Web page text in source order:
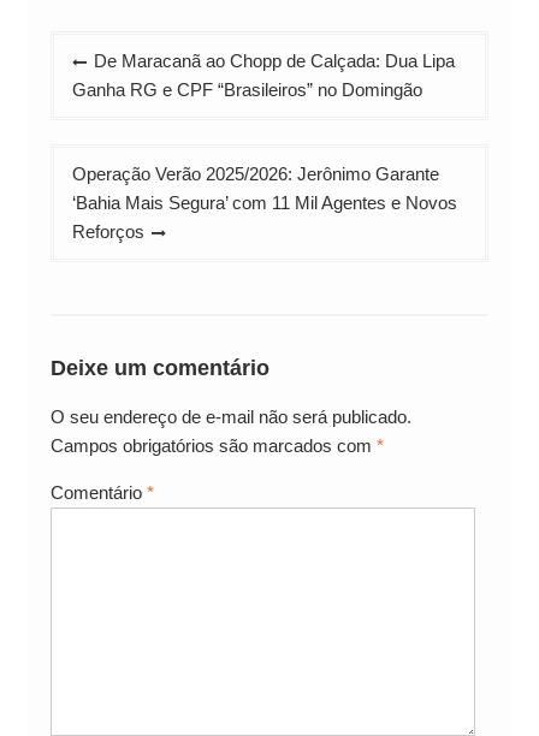
Navegação
de
De Maracanã ao Chopp de Calçada: Dua Lipa
Ganha RG e CPF “Brasileiros” no Domingão
Operação Verão 2025/2026: Jerônimo Garante
‘Bahia Mais Segura’ com 11 Mil Agentes e Novos
Reforços
Deixe um comentário
O seu endereço de e-mail não será publicado.
Campos obrigatórios são marcados com *
Comentário *